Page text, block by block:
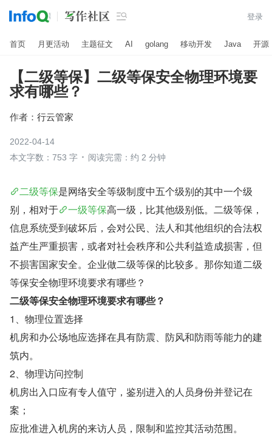
 登录
首页 月更活动 主题征文 AI golang 移动开发 Java 开源
【二级等保】二级等保安全物理环境要
求有哪些？
作者： 行云管家
2022-04-14
本文字数：753 字
阅读完需：约 2 分钟
二级等保是网络安全等级制度中五个级别的其中一个级
别，相对于
一级等保高一级，比其他级别低。二级等保，
信息系统受到破坏后，会对公民、法人和其他组织的合法权
益产生严重损害，或者对社会秩序和公共利益造成损害，但
不损害国家安全。企业做二级等保的比较多。那你知道二级
等保安全物理环境要求有哪些？
二级等保安全物理环境要求有哪些？
1、物理位置选择
机房和办公场地应选择在具有防震、防风和防雨等能力的建
筑内。
2、物理访问控制
机房出入口应有专人值守，鉴别进入的人员身份并登记在
案；
应批准进入机房的来访人员，限制和监控其活动范围。